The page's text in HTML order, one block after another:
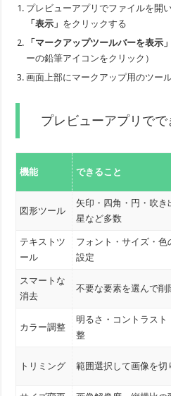
プレビューアプリでファイルを開
「表示」 をクリックする
「マークアップツールバーを表示」
ーの鉛筆アイコンをクリック）
画面上部にマークアップ用のツー
プレビューアプリで
機能 できること
図形ツール
矢印・四角・円・吹き
星など多数
テキストツ
ール
フォント・サイズ・色
設定
スマートな
消去
不要な要素を選んで削
カラー調整
明るさ・コントラスト
整
トリミング 範囲選択して画像を切